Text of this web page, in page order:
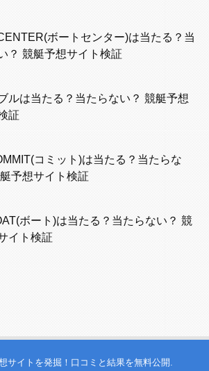
ボートセンター)は当たる？当
？ 競艇予想サイト検証
ルは当たる？当たらない？ 競艇予想
証
コミット)は当たる？当たらな
予想サイト検証
ボート)は当たる？当たらない？ 競
イト検証
サイトを発掘！口コミと結果を無料公開